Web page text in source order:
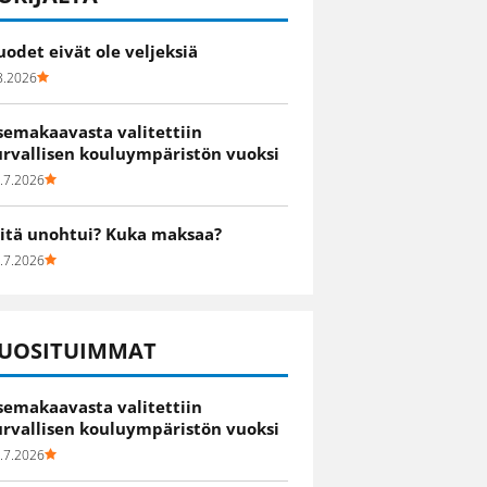
eivät ole veljeksiä
valitettiin
kouluympäristön vuoksi
unohtui? Kuka maksaa?
valitettiin
kouluympäristön vuoksi